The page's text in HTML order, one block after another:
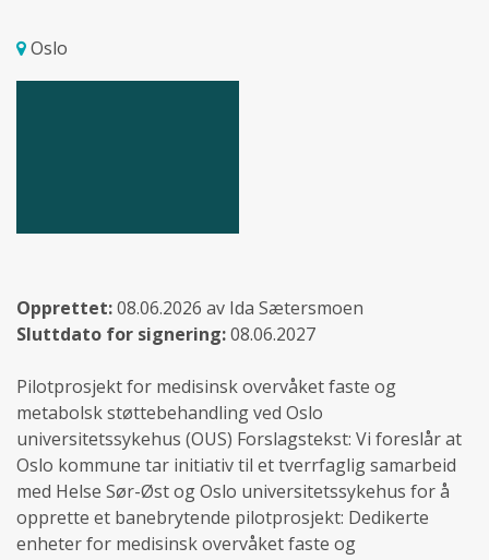
Oslo
Opprettet:08.06.2026 av Ida Sætersmoen
Sluttdato for signering:08.06.2027
Pilotprosjekt for medisinsk overvåket faste og
metabolsk støttebehandling ved Oslo
universitetssykehus (OUS) Forslagstekst: Vi foreslår at
Oslo kommune tar initiativ til et tverrfaglig samarbeid
med Helse Sør-Øst og Oslo universitetssykehus for å
opprette et banebrytende pilotprosjekt: Dedikerte
enheter for medisinsk overvåket faste og